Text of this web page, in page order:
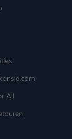
All